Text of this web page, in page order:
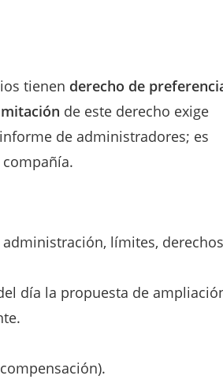
tienen derecho de
de este derecho exige
de administradores; es
límites, derechos
día la propuesta de